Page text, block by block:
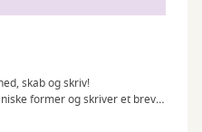
skab og skriv!
former og skriver et brev